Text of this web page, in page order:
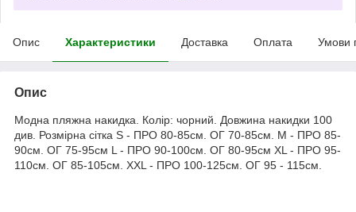
Опис Характеристики Доставка Оплата Умови
Опис
Модна пляжна накидка. Колір: чорний. Довжина накидки 100
див. Розмірна сітка S - ПРО 80-85см. ОГ 70-85см. M - ПРО 85-
90см. ОГ 75-95см L - ПРО 90-100см. ОГ 80-95см XL - ПРО 95-
110см. ОГ 85-105см. XXL - ПРО 100-125см. ОГ 95 - 115см.